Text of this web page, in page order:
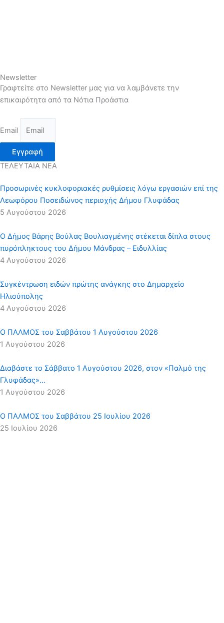
Newsletter
Γραφτείτε στο Newsletter μας για να λαμβάνετε την
επικαιρότητα από τα Νότια Προάστια
Email
Εγγραφή
ΤΕΛΕΥΤΑΙΑ ΝΕΑ
Προσωρινές κυκλοφοριακές ρυθμίσεις λόγω εργασιών επί της
Λεωφόρου Ποσειδώνος περιοχής Δήμου Γλυφάδας
5 Αυγούστου 2026
Ο Δήμος Βάρης Βούλας Βουλιαγμένης στέκεται δίπλα στους
πυρόπληκτους του Δήμου Μάνδρας – Ειδυλλίας
4 Αυγούστου 2026
Συγκέντρωση ειδών πρώτης ανάγκης στο Δημαρχείο
Ηλιούπολης
4 Αυγούστου 2026
Ο ΠΑΛΜΟΣ του Σαββάτου 1 Αυγούστου 2026
1 Αυγούστου 2026
Διαβάστε το Σάββατο 1 Αυγούστου 2026, στον «Παλμό της
Γλυφάδας»…
1 Αυγούστου 2026
Ο ΠΑΛΜΟΣ του Σαββάτου 25 Ιουλίου 2026
25 Ιουλίου 2026